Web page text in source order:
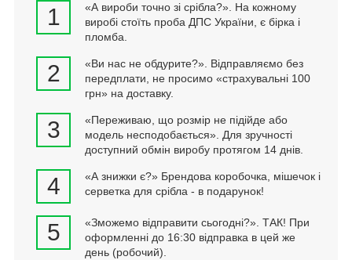
1
«А вироби точно зі срібла?». На кожному
виробі стоїть проба ДПС України, є бірка і
пломба.
2
«Ви нас не обдурите?». Відправляємо без
передплати, не просимо «страхувальні 100
грн» на доставку.
3
«Переживаю, що розмір не підійде або
модель несподобається». Для зручності
доступний обмін виробу протягом 14 днів.
4
«А знижки є?» Брендова коробочка, мішечок і
серветка для срібла - в подарунок!
5
«Зможемо відправити сьогодні?». ТАК! При
оформленні до 16:30 відправка в цей же
день (робочий).